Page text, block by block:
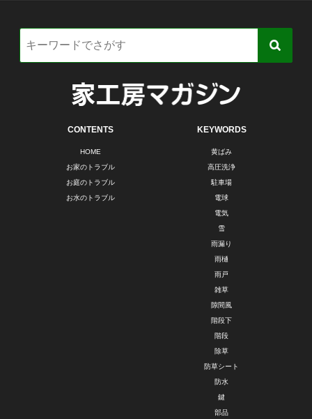
CONTENTS
HOME
お家のトラブル
お庭のトラブル
お水のトラブル
KEYWORDS
黄ばみ
高圧洗浄
駐車場
電球
電気
雪
雨漏り
雨樋
雨戸
雑草
隙間風
階段下
階段
除草
防草シート
防水
鍵
部品